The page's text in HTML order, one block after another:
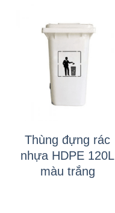
Thùng đựng rác
nhựa HDPE 120L
màu trắng